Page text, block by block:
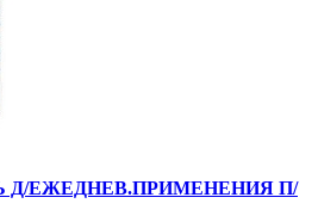
ЕЖЕДНЕВ.ПРИМЕНЕНИЯ П/